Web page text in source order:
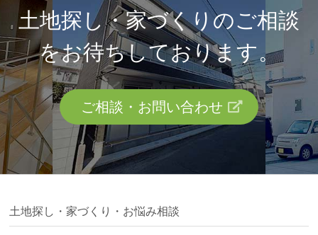
土地探し・家づくりのご相談
をお待ちしております。
ご相談・お問い合わせ
土地探し・家づくり・お悩み相談